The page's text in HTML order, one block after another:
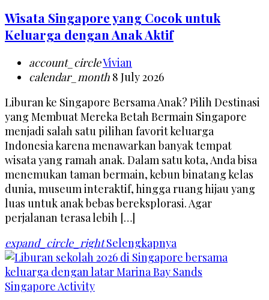
Wisata Singapore yang Cocok untuk
Keluarga dengan Anak Aktif
account_circleVivian
calendar_month 8 July 2026
Liburan ke Singapore Bersama Anak? Pilih Destinasi
yang Membuat Mereka Betah Bermain Singapore
menjadi salah satu pilihan favorit keluarga
Indonesia karena menawarkan banyak tempat
wisata yang ramah anak. Dalam satu kota, Anda bisa
menemukan taman bermain, kebun binatang kelas
dunia, museum interaktif, hingga ruang hijau yang
luas untuk anak bebas bereksplorasi. Agar
perjalanan terasa lebih […]
expand_circle_rightSelengkapnya
Singapore Activity